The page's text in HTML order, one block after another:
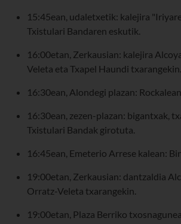
15:45ean, udaletxetik: kalejira
Txistulari Bandaren eskutik.
16:00etan, Zerkausian: kalejira
Veleta eta Txapel Haundi txarangekin.
16:30ean, Alondegi plazan:
16:30ean, zezen-plazan: bigantxak,
Txistulari Bandak girotuta.
16:45ean, Emeterio Arrese kalean:
19:00etan, Zerkausian: dantzaldia
Orratz-Veleta txarangekin.
19:00etan, Plaza Berriko